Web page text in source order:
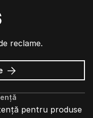
reclame.
despre
Reclame
Mozilla
pentru produse